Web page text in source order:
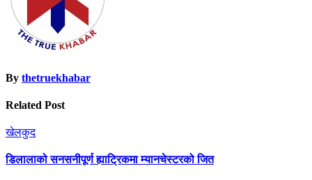
By thetruekhabar
Related Post
खेलकुद
डिलालाको सनसनीपूर्ण ह्याट्रिकमा म्यानचेस्टरको जित